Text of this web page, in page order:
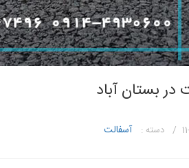
بستان آباد
دسته : آسفالت